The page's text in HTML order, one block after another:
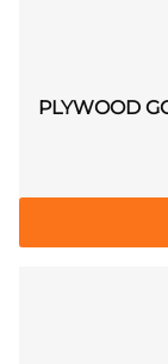
PLYWOOD